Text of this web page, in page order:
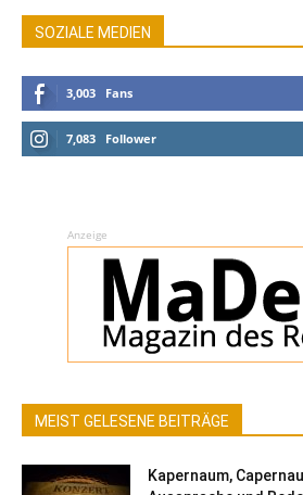
SOZIALE MEDIEN
3,003 Fans
7,083 Follower
Anzeige
MEIST GELESENE BEITRÄGE
Kapernaum,